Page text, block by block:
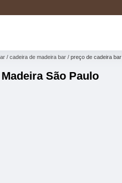
cadeira de madeira bar preço de cadeira
São Paulo